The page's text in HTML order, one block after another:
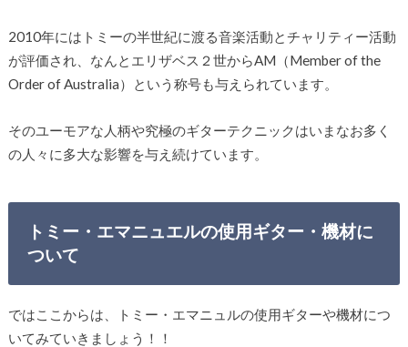
2010年にはトミーの半世紀に渡る音楽活動とチャリティー活動
が評価され、なんとエリザベス２世からAM（Member of the
Order of Australia）という称号も与えられています。
そのユーモアな人柄や究極のギターテクニックはいまなお多く
の人々に多大な影響を与え続けています。
トミー・エマニュエルの使用ギター・機材に
ついて
ではここからは、トミー・エマニュルの使用ギターや機材につ
いてみていきましょう！！